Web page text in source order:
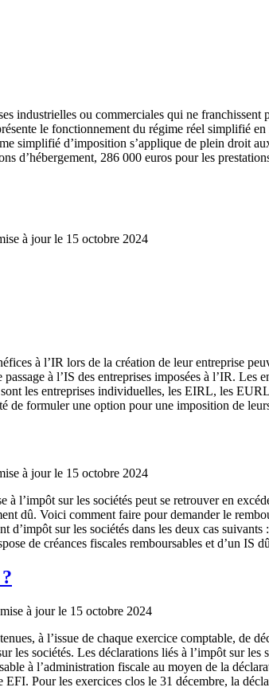
industrielles ou commerciales qui ne
le fonctionnement du régime réel simplifié
simplifié d’imposition s’applique de plein droit
d’hébergement, 286 000 euros pour les
à jour le 15 octobre 2024
à l’IR lors de la création de leur entreprise
à l’IS des entreprises imposées à l’IR. Les
les entreprises individuelles, les EIRL, les
de formuler une option pour une imposition de
à jour le 15 octobre 2024
l’impôt sur les sociétés peut se retrouver en
dû. Voici comment faire pour demander le
d’impôt sur les sociétés dans les deux cas
de créances fiscales remboursables et d’un
à jour le 15 octobre 2024
à l’issue de chaque exercice comptable, de
sociétés. Les déclarations liés à l’impôt sur les
à l’administration fiscale au moyen de la
Pour les exercices clos le 31 décembre, la